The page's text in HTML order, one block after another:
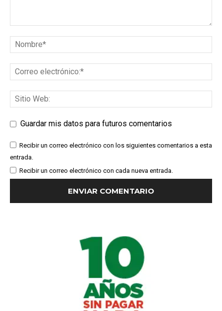
Guardar mis datos para futuros comentarios
Recibir un correo electrónico con los siguientes comentarios a esta
entrada.
Recibir un correo electrónico con cada nueva entrada.